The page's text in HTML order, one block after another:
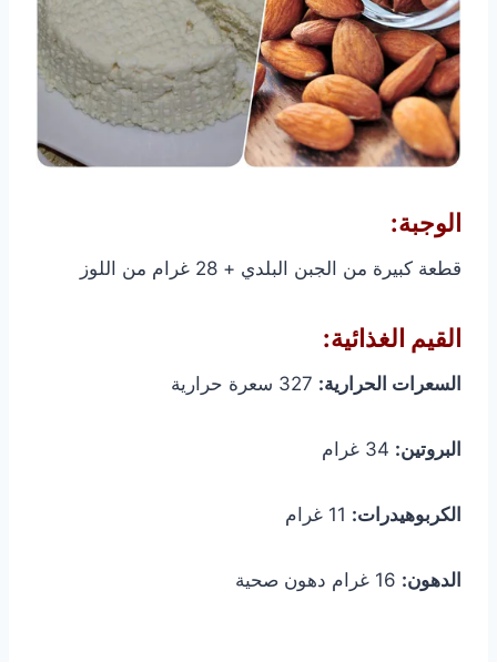
الوجبة:
قطعة كبيرة من الجبن البلدي + 28 غرام من اللوز
القيم الغذائية:
السعرات الحرارية:
البروتين:
الكربوهيدرات:
الدهون: